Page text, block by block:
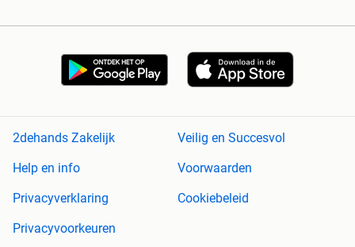
2dehands Zakelijk
Veilig en Succesvol
Help en info
Voorwaarden
Privacyverklaring
Cookiebeleid
Privacyvoorkeuren